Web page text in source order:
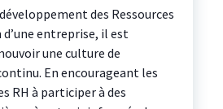
des Ressources
d’une entreprise, il est
une culture de
En encourageant les
RH à participer à des